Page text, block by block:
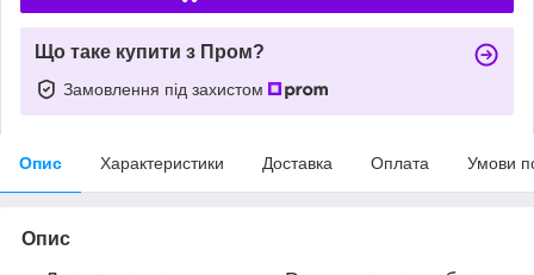
Що таке купити з Пром?
Замовлення під захистом
Опис Характеристики Доставка Оплата Умови
Опис